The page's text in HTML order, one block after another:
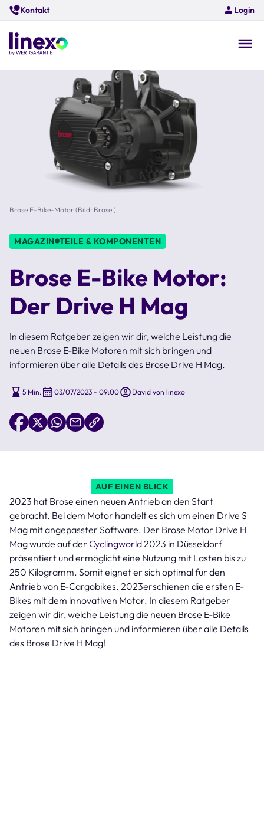
Skip
to
main
content
Kontakt Login
Brose E-Bike-Motor (Bild: Brose )
MAGAZIN TEILE & KOMPONENTEN
Brose E-Bike Motor:
Der Drive H Mag
In diesem Ratgeber zeigen wir dir, welche Leistung die
neuen Brose E-Bike Motoren mit sich bringen und
informieren über alle Details des Brose Drive H Mag.
5 Min. 03/07/2023 - 09:00 David von linexo
AUF EINEN BLICK
2023 hat Brose einen neuen Antrieb an den Start
gebracht. Bei dem Motor handelt es sich um einen Drive S
Mag mit angepasster Software. Der Brose Motor Drive H
Mag wurde auf der Cyclingworld 2023 in Düsseldorf
präsentiert und ermöglicht eine Nutzung mit Lasten bis zu
250 Kilogramm. Somit eignet er sich optimal für den
Antrieb von E-Cargobikes. 2023erschienen die ersten E-
Bikes mit dem innovativen Motor. In diesem Ratgeber
zeigen wir dir, welche Leistung die neuen Brose E-Bike
Motoren mit sich bringen und informieren über alle Details
des Brose Drive H Mag!